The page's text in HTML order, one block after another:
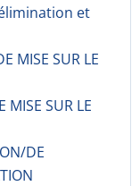
et
MISE SUR LE
MISE SUR LE
DE